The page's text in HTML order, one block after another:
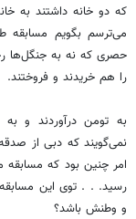
که دو خانه داشتند به
می‌ترسم بگویم مسابقه
حصری که نه به جنگل‌ها
را هم ‌خریدند و ‌فروختند.
به تومن در‌آوردند و
نمی‌گویند که دبی از
امر چنین بود که مسابقه
رسید. . . توی این
و وطنش باشد؟